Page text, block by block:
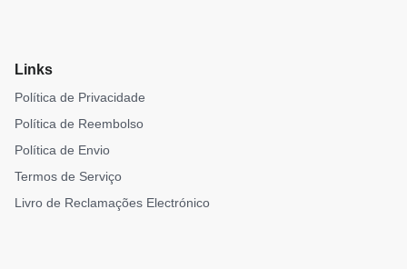
Links
Política de Privacidade
Política de Reembolso
Política de Envio
Termos de Serviço
Livro de Reclamações Electrónico